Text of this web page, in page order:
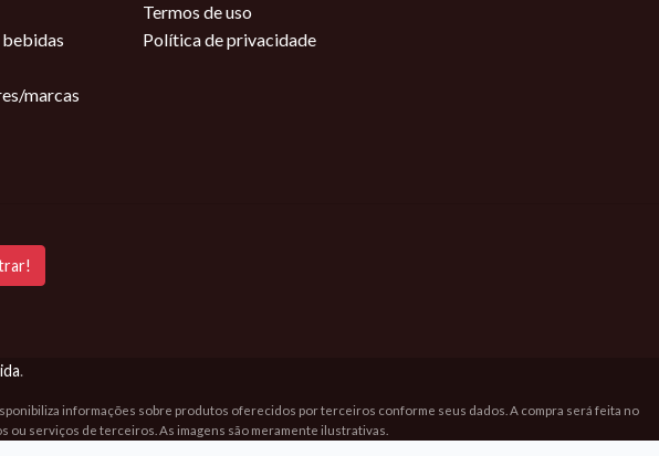
bebidas
marcas
Termos de uso
Política de privacidade
.
informações sobre produtos oferecidos por terceiros conforme seus dados. A compra será feita no
serviços de terceiros. As imagens são meramente ilustrativas.